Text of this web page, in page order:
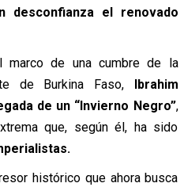
desconfianza el renovado
marco de una cumbre de la
de Burkina Faso, Ibrahim
de un “Invierno Negro”,
que, según él, ha sido
histórico que ahora busca